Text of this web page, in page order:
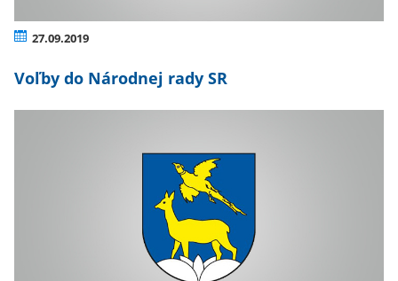
27.09.2019
Voľby do Národnej rady SR